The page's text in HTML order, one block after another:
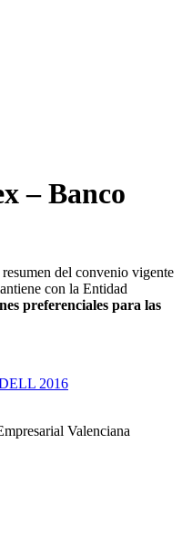
– Banco
del convenio vigente
con la Entidad
preferenciales para las
2016
Valenciana